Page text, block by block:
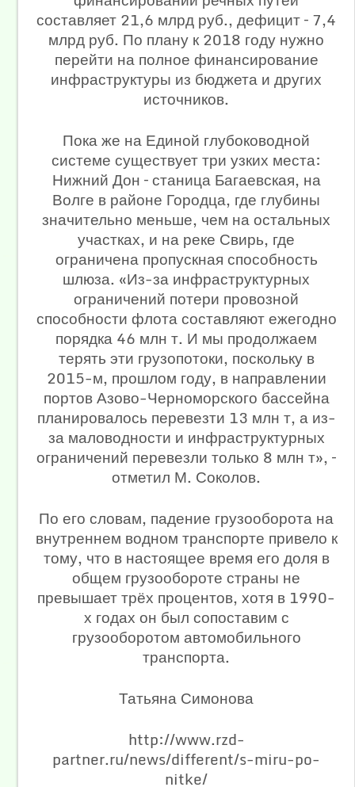
составляет 21,6 млрд руб., дефицит – 7,4
млрд руб. По плану к 2018 году нужно
перейти на полное финансирование
инфраструктуры из бюджета и других
источников.
Пока же на Единой глубоководной
системе существует три узких места:
Нижний Дон – станица Багаевская, на
Волге в районе Городца, где глубины
значительно меньше, чем на остальных
участках, и на реке Свирь, где
ограничена пропускная способность
шлюза. «Из-за инфраструктурных
ограничений потери провозной
способности флота составляют ежегодно
порядка 46 млн т. И мы продолжаем
терять эти грузопотоки, поскольку в
2015-м, прошлом году, в направлении
портов Азово-Черноморского бассейна
планировалось перевезти 13 млн т, а из-
за маловодности и инфраструктурных
ограничений перевезли только 8 млн т», –
отметил М. Соколов.
По его словам, падение грузооборота на
внутреннем водном транспорте привело к
тому, что в настоящее время его доля в
общем грузообороте страны не
превышает трёх процентов, хотя в 1990-
х годах он был сопоставим с
грузооборотом автомобильного
транспорта.
Татьяна Симонова
http://www.rzd-
partner.ru/news/different/s-miru-po-
nitke/